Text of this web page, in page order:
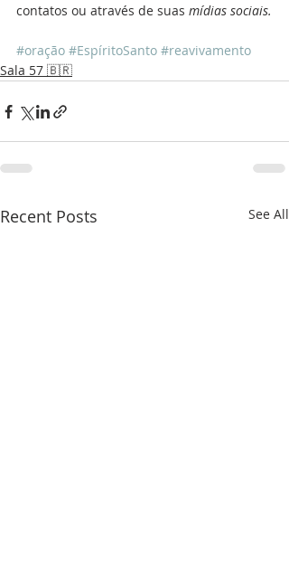
contatos ou através de suas mídias sociais.
#oração #EspíritoSanto #reavivamento
Sala 57 🇧🇷
Recent Posts See All